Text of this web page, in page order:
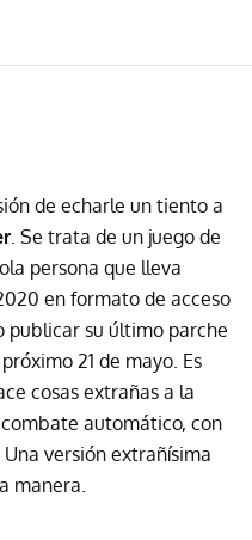
de echarle un tiento a
. Se trata de un juego de
persona que lleva
en formato de acceso
publicar su último parche
21 de mayo. Es
cosas extrañas a la
automático, con
versión extrañísima
manera.